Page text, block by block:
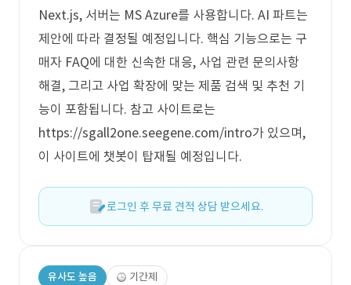
Next.js, 서버는 MS Azure를 사용합니다. AI 파트는
제안에 따라 결정될 예정입니다. 핵심 기능으로는 구
매자 FAQ에 대한 신속한 대응, 사업 관련 문의사항
해결, 그리고 사업 확장에 맞는 제품 검색 및 추천 기
능이 포함됩니다. 참고 사이트로는
https://sgall2one.seegene.com/intro가 있으며,
이 사이트에 챗봇이 탑재될 예정입니다.
로그인 후 무료 견적 상담 받으세요.
유사도 높음 기간제